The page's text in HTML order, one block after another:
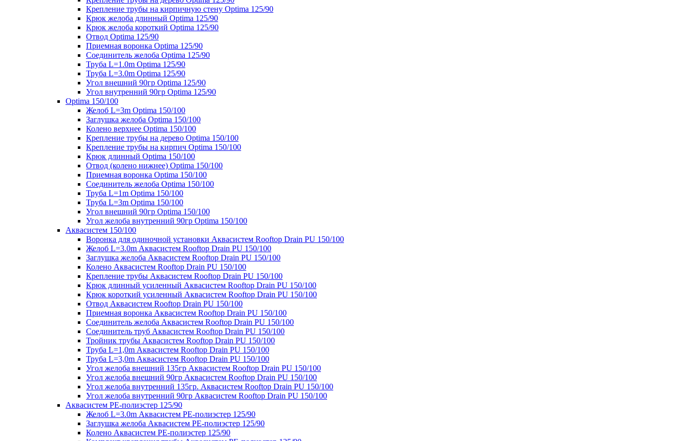
Крепление трубы на кирпичную стену Optima 125/90
Крюк желоба длинный Optima 125/90
Крюк желоба короткий Optima 125/90
Отвод Optima 125/90
Приемная воронка Optima 125/90
Соединитель желоба Optima 125/90
Труба L=1.0m Optima 125/90
Труба L=3.0m Optima 125/90
Угол внешний 90гр Optima 125/90
Угол внутренний 90гр Optima 125/90
Optima 150/100
Желоб L=3m Optima 150/100
Заглушка желоба Optima 150/100
Колено верхнее Optima 150/100
Крепление трубы на дерево Optima 150/100
Крепление трубы на кирпич Optima 150/100
Крюк длинный Optima 150/100
Отвод (колено нижнее) Optima 150/100
Приемная воронка Optima 150/100
Соединитель желоба Optima 150/100
Труба L=1m Optima 150/100
Труба L=3m Optima 150/100
Угол внешний 90гр Optima 150/100
Угол желоба внутренний 90гр Optima 150/100
Аквасистем 150/100
Воронка для одиночной установки Аквасистем Rooftop Drain PU 150/100
Желоб L=3.0m Аквасистем Rooftop Drain PU 150/100
Заглушка желоба Аквасистем Rooftop Drain PU 150/100
Колено Аквасистем Rooftop Drain PU 150/100
Крепление трубы Аквасистем Rooftop Drain PU 150/100
Крюк длинный усиленный Аквасистем Rooftop Drain PU 150/100
Крюк короткий усиленный Аквасистем Rooftop Drain PU 150/100
Отвод Аквасистем Rooftop Drain PU 150/100
Приемная воронка Аквасистем Rooftop Drain PU 150/100
Соединитель желоба Аквасистем Rooftop Drain PU 150/100
Соединитель труб Аквасистем Rooftop Drain PU 150/100
Тройник трубы Аквасистем Rooftop Drain PU 150/100
Труба L=1,0m Аквасистем Rooftop Drain PU 150/100
Труба L=3,0m Аквасистем Rooftop Drain PU 150/100
Угол желоба внешний 135гр Аквасистем Rooftop Drain PU 150/100
Угол желоба внешний 90гр Аквасистем Rooftop Drain PU 150/100
Угол желоба внутренний 135гр. Аквасистем Rooftop Drain PU 150/100
Угол желоба внутренний 90гр Аквасистем Rooftop Drain PU 150/100
Аквасистем PE-полиэстер 125/90
Желоб L=3.0m Аквасистем PE-полиэстер 125/90
Заглушка желоба Аквасистем PE-полиэстер 125/90
Колено Аквасистем PE-полиэстер 125/90